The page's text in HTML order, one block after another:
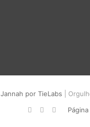
Jannah por TieLabs |
FacebookInstagram
WhatsApp